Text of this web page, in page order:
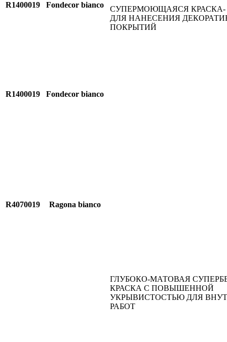
СУПЕРМОЮЩАЯСЯ
ДЛЯ НАНЕСЕНИЯ
ПОКРЫТИЙ
R1400019 Fondecor bianco
R1400019 Fondecor bianco
R4070019 Ragona bianco
ГЛУБОКО-МАТОВАЯ
КРАСКА С ПОВЫШЕННОЙ
УКРЫВИСТОСТЬЮ ДЛЯ
РАБОТ